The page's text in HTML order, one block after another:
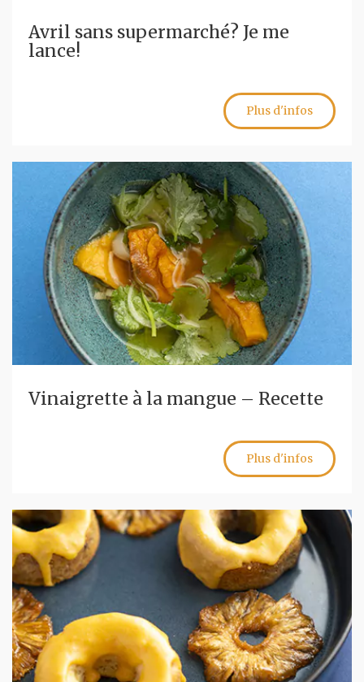
Avril sans supermarché? Je me
lance!
Plus d'infos
Vinaigrette à la mangue – Recette
Plus d'infos